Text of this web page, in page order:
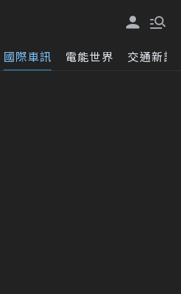
國際車訊 電能世界 交通新訊